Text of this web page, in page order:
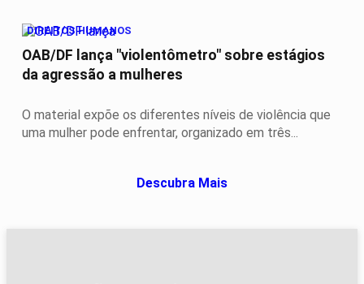
DIREITOS HUMANOS
OAB/DF lança "violentômetro" sobre estágios
da agressão a mulheres
O material expõe os diferentes níveis de violência que
uma mulher pode enfrentar, organizado em três...
Descubra Mais